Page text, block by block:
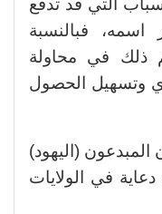
التي قد تدفع
اسمه، فبالنسبة
ذلك في محاولة
وتسهيل الحصول
المبدعون (اليهود)
في الولايات